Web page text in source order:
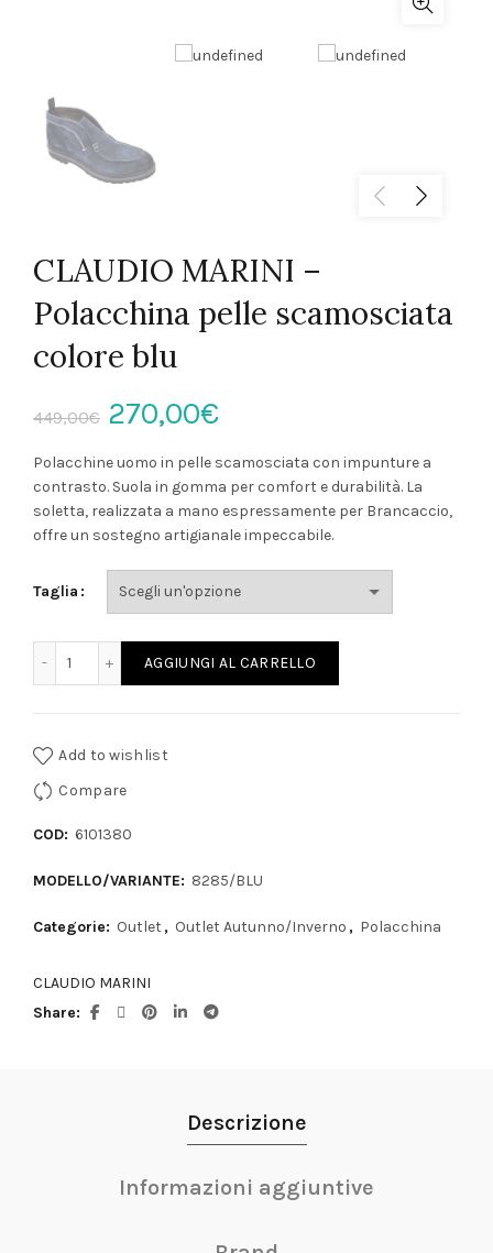
CLAUDIO MARINI –
Polacchina pelle scamosciata
colore blu
449,00€ Il
prezzo
originale
449,00€.
270,00€Il
prezzo
attuale
270,00€.
Polacchine uomo in pelle scamosciata con impunture a
contrasto. Suola in gomma per comfort e durabilità. La
soletta, realizzata a mano espressamente per Brancaccio,
offre un sostegno artigianale impeccabile.
Taglia
AGGIUNGI AL CARRELLO
Add to wishlist
Compare
COD: 6101380
MODELLO/VARIANTE: 8285/BLU
Categorie: Outlet, Outlet Autunno/Inverno , Polacchina
CLAUDIO MARINI
Share
Descrizione
Informazioni aggiuntive